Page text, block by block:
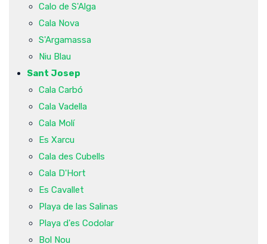
Calo de S'Alga
Cala Nova
S'Argamassa
Niu Blau
Sant Josep
Cala Carbó
Cala Vadella
Cala Molí
Es Xarcu
Cala des Cubells
Cala D'Hort
Es Cavallet
Playa de las Salinas
Playa d'es Codolar
Bol Nou